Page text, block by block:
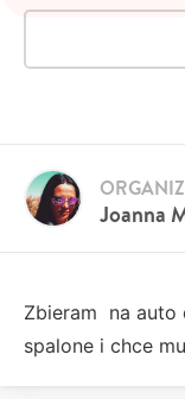
Joanna
Zbieram na auto
spalone i chce